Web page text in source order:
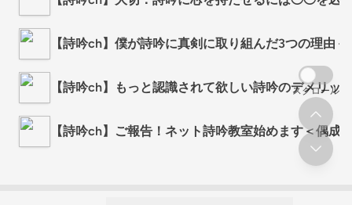
【詩吟ch】僕が詩吟に真剣に取り組んだ3つの理由
【詩吟ch】もっと認識されて欲しい詩吟のデメリッ
【詩吟ch】ご報告！ネット詩吟教室始めます＜偶成
スクロール